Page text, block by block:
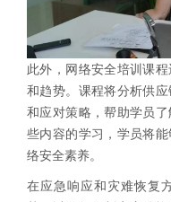
此外，网络安全培训课
和趋势。课程将分析供
和应对策略，帮助学员
些内容的学习，学员将
络安全素养。
在应急响应和灾难恢复